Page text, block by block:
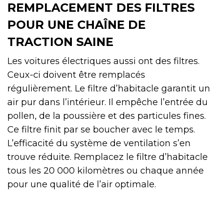
REMPLACEMENT DES FILTRES
POUR UNE CHAÎNE DE
TRACTION SAINE
Les voitures électriques aussi ont des filtres.
Ceux-ci doivent être remplacés
régulièrement. Le filtre d’habitacle garantit un
air pur dans l’intérieur. Il empêche l’entrée du
pollen, de la poussière et des particules fines.
Ce filtre finit par se boucher avec le temps.
L’efficacité du système de ventilation s’en
trouve réduite. Remplacez le filtre d’habitacle
tous les 20 000 kilomètres ou chaque année
pour une qualité de l’air optimale.